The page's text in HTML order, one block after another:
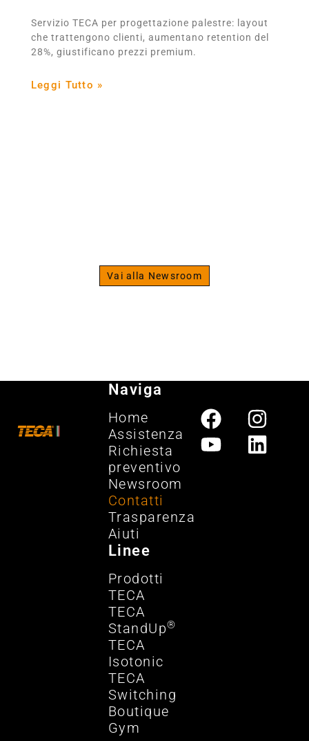
Servizio TECA per progettazione palestre: layout
che trattengono clienti, aumentano retention del
28%, giustificano prezzi premium.
Leggi Tutto »
Vai alla Newsroom
Naviga
Home
Assistenza
Richiesta
preventivo
Newsroom
Contatti
Trasparenza
Aiuti
Linee
Prodotti
TECA
TECA
StandUp®
TECA
Isotonic
TECA
Switching
Boutique
Gym